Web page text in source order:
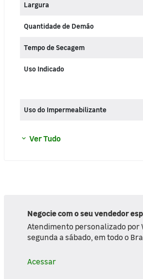
Largura
Quantidade de Demão
Tempo de Secagem
Uso Indicado
Uso do Impermeabilizante
Ver Tudo
Negocie com o seu vendedor
Atendimento personalizado por
segunda a sábado, em todo o
Acessar